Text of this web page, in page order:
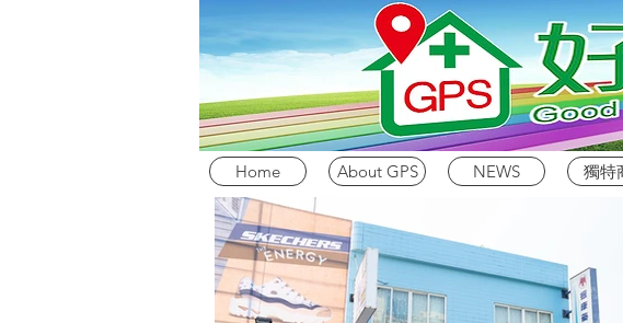
Home About GPS NEWS 獨特